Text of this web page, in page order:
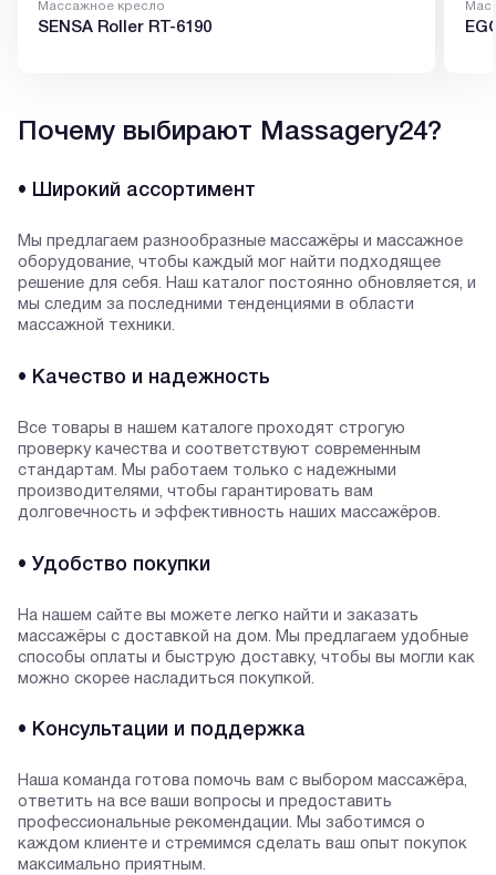
Массажное кресло
SENSA Roller RT-6190
Почему выбирают Massagery24?
• Широкий ассортимент
Мы предлагаем разнообразные массажёры и массажное
оборудование, чтобы каждый мог найти подходящее
решение для себя. Наш каталог постоянно обновляется, и
мы следим за последними тенденциями в области
массажной техники.
• Качество и надежность
Все товары в нашем каталоге проходят строгую
проверку качества и соответствуют современным
стандартам. Мы работаем только с надежными
производителями, чтобы гарантировать вам
долговечность и эффективность наших массажёров.
• Удобство покупки
На нашем сайте вы можете легко найти и заказать
массажёры с доставкой на дом. Мы предлагаем удобные
способы оплаты и быструю доставку, чтобы вы могли как
можно скорее насладиться покупкой.
• Консультации и поддержка
Наша команда готова помочь вам с выбором массажёра,
ответить на все ваши вопросы и предоставить
профессиональные рекомендации. Мы заботимся о
каждом клиенте и стремимся сделать ваш опыт покупок
максимально приятным.